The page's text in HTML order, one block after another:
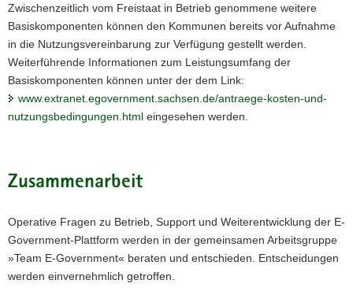
Zwischenzeitlich vom Freistaat in Betrieb genommene weitere
Basiskomponenten können den Kommunen bereits vor Aufnahme
in die Nutzungsvereinbarung zur Verfügung gestellt werden.
Weiterführende Informationen zum Leistungsumfang der
Basiskomponenten können unter der dem Link:
www.extranet.egovernment.sachsen.de/antraege-kosten-und-
nutzungsbedingungen.html eingesehen werden.
Zusammenarbeit
Operative Fragen zu Betrieb, Support und Weiterentwicklung der E-
Government-Plattform werden in der gemeinsamen Arbeitsgruppe
»Team E-Government« beraten und entschieden. Entscheidungen
werden einvernehmlich getroffen.